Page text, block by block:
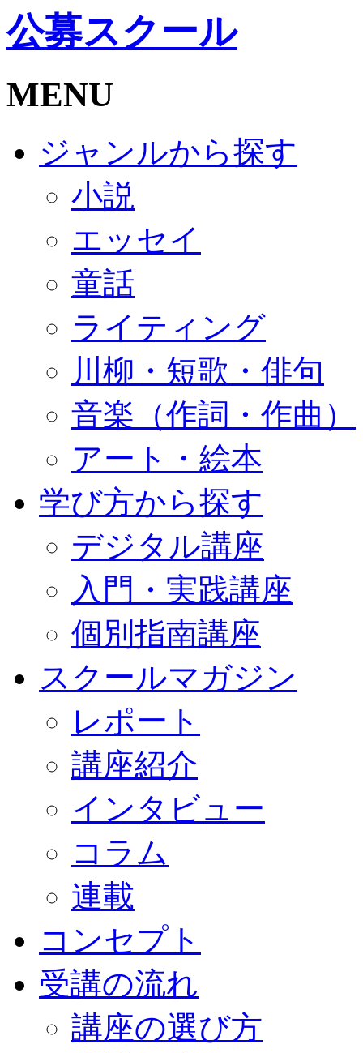
公募スクール
MENU
ジャンルから探す
小説
エッセイ
童話
ライティング
川柳・短歌・俳句
音楽（作詞・作曲）
アート・絵本
学び方から探す
デジタル講座
入門・実践講座
個別指南講座
スクールマガジン
レポート
講座紹介
インタビュー
コラム
連載
コンセプト
受講の流れ
講座の選び方